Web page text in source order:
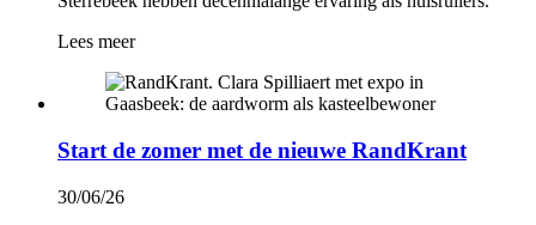
Lees meer
Start de zomer met de nieuwe RandKrant
30/06/26